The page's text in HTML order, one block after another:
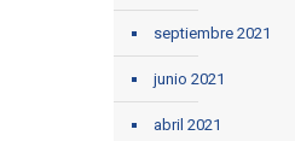
septiembre 2021
junio 2021
abril 2021